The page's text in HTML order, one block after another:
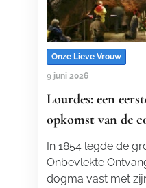
Onze Lieve Vrouw
9 juni 2026
Lourdes: een
opkomst van de
In 1854 legde de
Onbevlekte
dogma vast met